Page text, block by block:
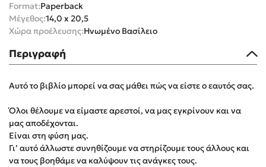
Δημοφιλείς Συγγραφείς
Φυστίκι ΠουΚυλάει
El Sombrero
Στέφανος Ξενάκης
Sebastian Fitzek
Freida McFadden
Κατρίνα Τσάνταλη
Format:Paperback
Μέγεθος:14,0 x 20,5
Χώρα προέλευσης:Ηνωμένο Βασίλειο
Περιγραφή
Αυτό το βιβλίο μπορεί να σας μάθει πώς να είστε ο εαυτός σας.
Όλοι θέλουμε να είμαστε αρεστοί, να μας εγκρίνουν και να
μας αποδέχονται.
Είναι στη φύση μας.
Γι’ αυτό άλλωστε συνηθίζουμε να στηρίζουμε τους άλλους και
να τους βοηθάμε να καλύψουν τις ανάγκες τους.